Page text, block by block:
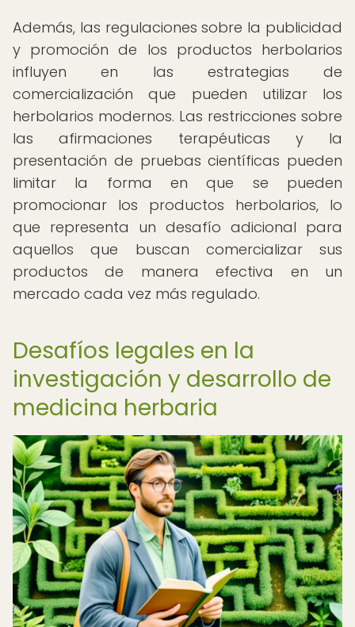
Además, las regulaciones sobre la publicidad
y promoción de los productos herbolarios
influyen en las estrategias de
comercialización que pueden utilizar los
herbolarios modernos. Las restricciones sobre
las afirmaciones terapéuticas y la
presentación de pruebas científicas pueden
limitar la forma en que se pueden
promocionar los productos herbolarios, lo
que representa un desafío adicional para
aquellos que buscan comercializar sus
productos de manera efectiva en un
mercado cada vez más regulado.
Desafíos legales en la
investigación y desarrollo de
medicina herbaria